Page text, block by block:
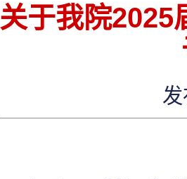
关于我院2025